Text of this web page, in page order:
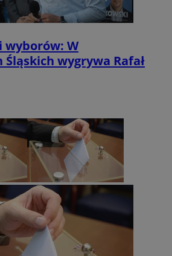
W
wygrywa Rafał